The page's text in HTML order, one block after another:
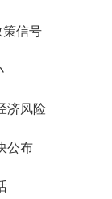
策信号
济风险
公布